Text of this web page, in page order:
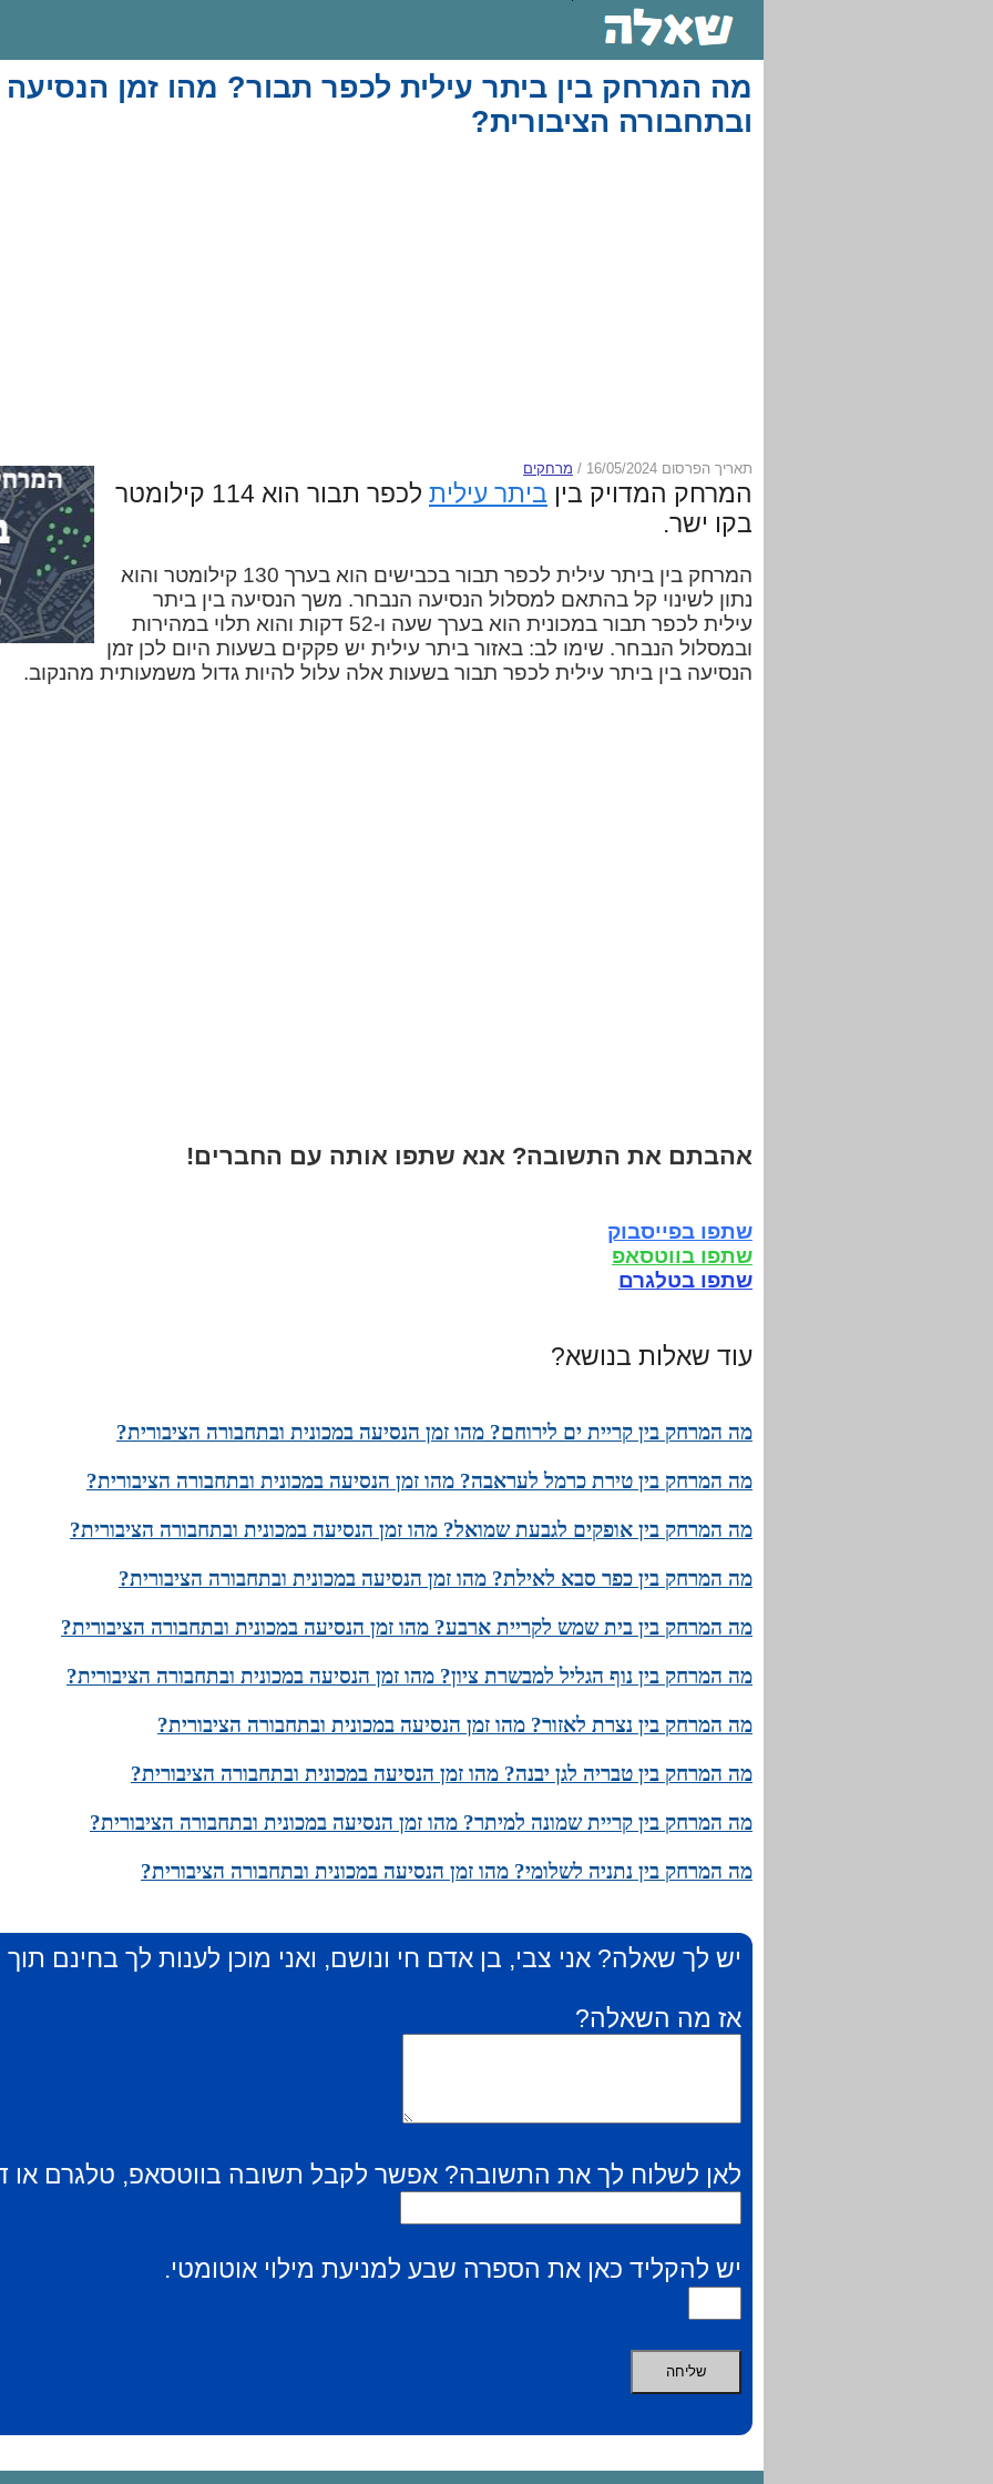
מה המרחק בין ביתר עילית לכפר תבור? מהו זמן הנסיעה
ובתחבורה הציבורית?
תאריך הפרסום 16/05/2024 / מרחקים
המרחק המדויק בין ביתר עילית
לכפר תבור הוא 114 קילומטר
בקו ישר.
המרחק בין ביתר עילית לכפר תבור בכבישים הוא בערך 130 קילומטר והוא
נתון לשינוי קל בהתאם למסלול הנסיעה הנבחר. משך הנסיעה בין ביתר
עילית לכפר תבור במכונית הוא בערך שעה ו-52 דקות והוא תלוי במהירות
ובמסלול הנבחר. שימו לב: באזור ביתר עילית יש פקקים בשעות היום לכן זמן
הנסיעה בין ביתר עילית לכפר תבור בשעות אלה עלול להיות גדול משמעותית מהנקוב.
אהבתם את התשובה? אנא שתפו אותה עם החברים!
שתפו בפייסבוק
שתפו בווטסאפ
שתפו בטלגרם
עוד שאלות בנושא?
מה המרחק בין קריית ים לירוחם? מהו זמן הנסיעה במכונית ובתחבורה הציבורית?
מה המרחק בין טירת כרמל לעראבה? מהו זמן הנסיעה במכונית ובתחבורה הציבורית?
מה המרחק בין אופקים לגבעת שמואל? מהו זמן הנסיעה במכונית ובתחבורה הציבורית?
מה המרחק בין כפר סבא לאילת? מהו זמן הנסיעה במכונית ובתחבורה הציבורית?
מה המרחק בין בית שמש לקריית ארבע? מהו זמן הנסיעה במכונית ובתחבורה הציבורית?
מה המרחק בין נוף הגליל למבשרת ציון? מהו זמן הנסיעה במכונית ובתחבורה הציבורית?
מה המרחק בין נצרת לאזור? מהו זמן הנסיעה במכונית ובתחבורה הציבורית?
מה המרחק בין טבריה לגן יבנה? מהו זמן הנסיעה במכונית ובתחבורה הציבורית?
מה המרחק בין קריית שמונה למיתר? מהו זמן הנסיעה במכונית ובתחבורה הציבורית?
מה המרחק בין נתניה לשלומי? מהו זמן הנסיעה במכונית ובתחבורה הציבורית?
יש לך שאלה? אני צבי, בן אדם חי ונושם, ואני מוכן לענות לך בחינם
אז מה השאלה?
לאן לשלוח לך את התשובה? אפשר לקבל תשובה בווטסאפ, טלגרם או
יש להקליד כאן את הספרה שבע למניעת מילוי אוטומטי.